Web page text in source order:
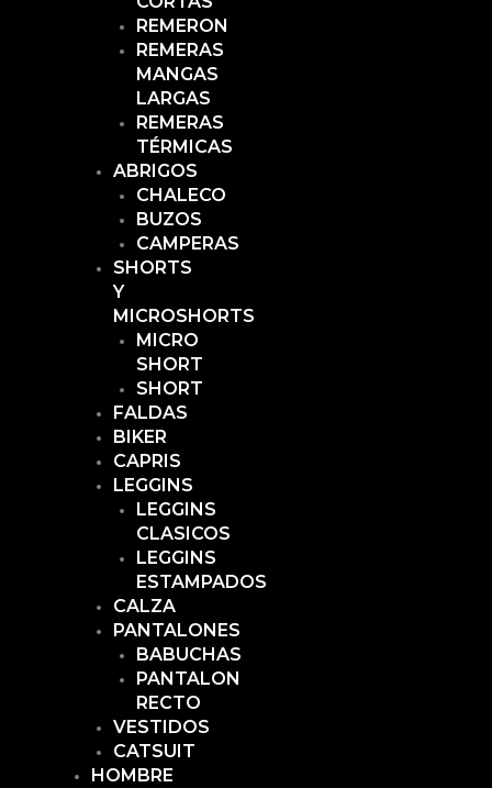
REMERON
REMERAS
MANGAS
LARGAS
REMERAS
TÉRMICAS
ABRIGOS
CHALECO
BUZOS
CAMPERAS
SHORTS
Y
MICROSHORTS
MICRO
SHORT
SHORT
FALDAS
BIKER
CAPRIS
LEGGINS
LEGGINS
CLASICOS
LEGGINS
ESTAMPADOS
CALZA
PANTALONES
BABUCHAS
PANTALON
RECTO
VESTIDOS
CATSUIT
HOMBRE